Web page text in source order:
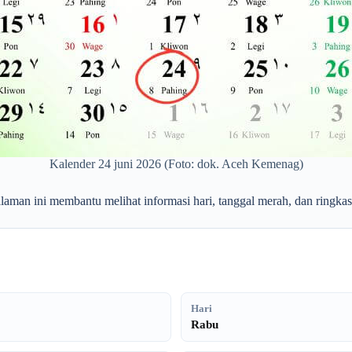
Kalender 24 juni 2026 (Foto: dok. Aceh Kemenag)
ini membantu melihat informasi hari, tanggal merah, dan
Hari
Rabu